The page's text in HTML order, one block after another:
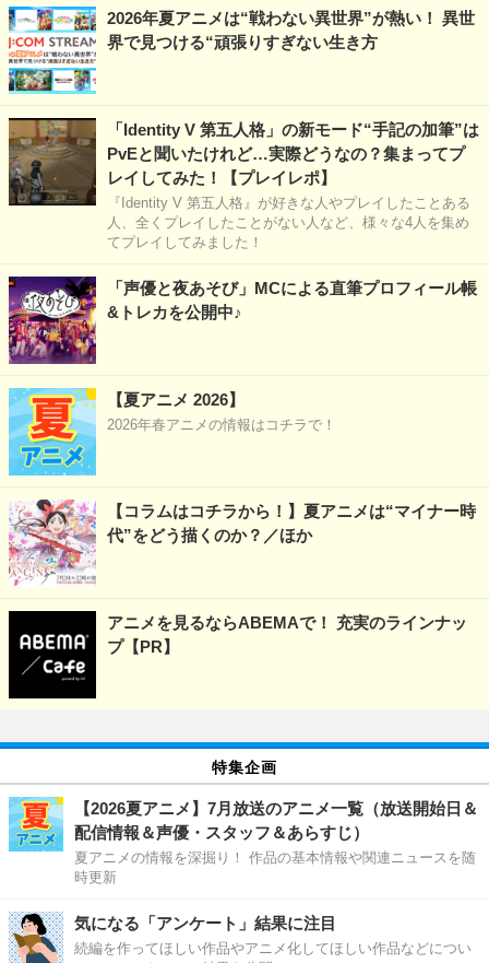
2026年夏アニメは“戦わない異世界”が熱い！ 異世
界で見つける“頑張りすぎない生き方
「Identity V 第五人格」の新モード“手記の加筆”は
PvEと聞いたけれど…実際どうなの？集まってプ
レイしてみた！【プレイレポ】
『Identity V 第五人格』が好きな人やプレイしたことある
人、全くプレイしたことがない人など、様々な4人を集め
てプレイしてみました！
「声優と夜あそび」MCによる直筆プロフィール帳
&トレカを公開中♪
【夏アニメ 2026】
2026年春アニメの情報はコチラで！
【コラムはコチラから！】夏アニメは“マイナー時
代”をどう描くのか？／ほか
アニメを見るならABEMAで！ 充実のラインナッ
プ【PR】
特集企画
【2026夏アニメ】7月放送のアニメ一覧（放送開始日＆
配信情報＆声優・スタッフ＆あらすじ）
夏アニメの情報を深掘り！ 作品の基本情報や関連ニュースを随
時更新
気になる「アンケート」結果に注目
続編を作ってほしい作品やアニメ化してほしい作品などについ